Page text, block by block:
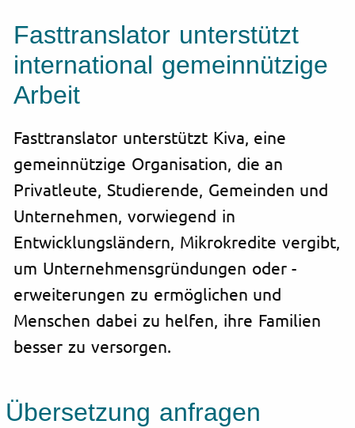
Fasttranslator unterstützt
international gemeinnützige
Arbeit
Fasttranslator unterstützt Kiva, eine
gemeinnützige Organisation, die an
Privatleute, Studierende, Gemeinden und
Unternehmen, vorwiegend in
Entwicklungsländern, Mikrokredite vergibt,
um Unternehmensgründungen oder -
erweiterungen zu ermöglichen und
Menschen dabei zu helfen, ihre Familien
besser zu versorgen.
Übersetzung anfragen